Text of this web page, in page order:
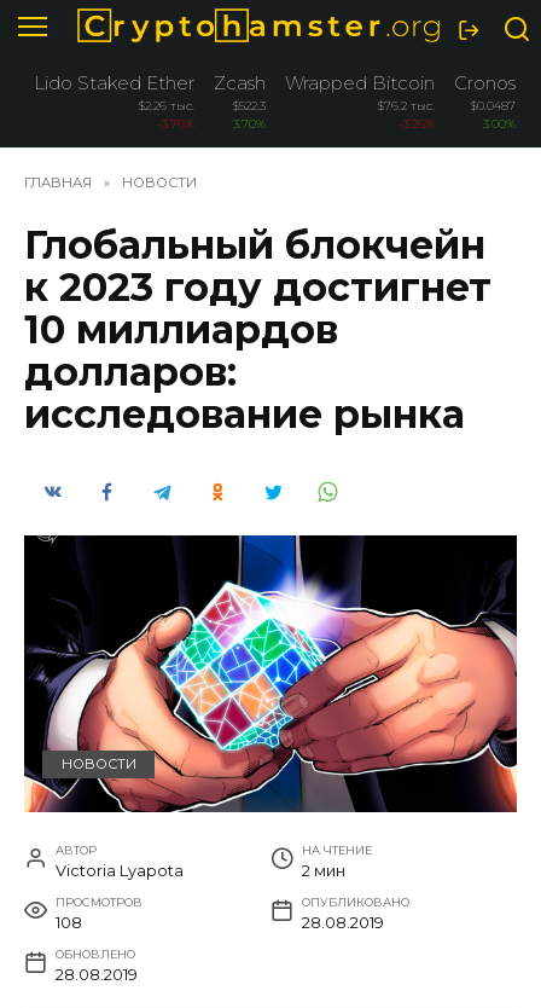
Перейти
содержанию
Lido Staked Ether
$2.26 тыс.
-3.76%
Zcash
$522.3
3.70%
Wrapped Bitcoin
$76.2 тыс.
-3.26%
Cronos
$0.0487
3.00%
ГЛАВНАЯ » НОВОСТИ
Глобальный блокчейн
к 2023 году достигнет
10 миллиардов
долларов:
исследование рынка
НОВОСТИ
АВТОР
Victoria Lyapota
НА ЧТЕНИЕ
2 мин
ПРОСМОТРОВ
108
ОПУБЛИКОВАНО
28.08.2019
ОБНОВЛЕНО
28.08.2019